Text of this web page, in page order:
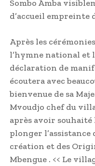
Sombo Amba
d’accueil empreinte
Après les
l’hymne national et
déclaration de
écoutera avec
bienvenue de sa
Mvoudjo chef du
après avoir souhaité
plonger l’assistance
création et des
Mbengue . << Le